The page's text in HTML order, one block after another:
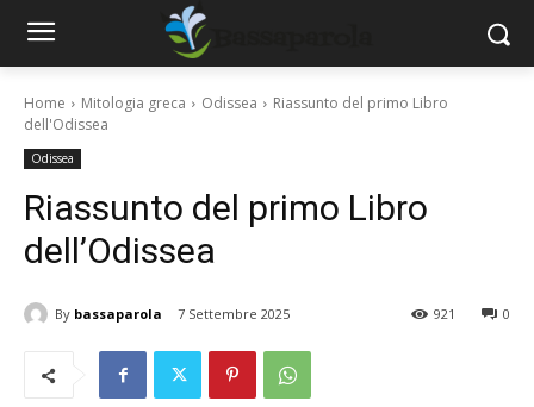
Home Mitologia greca Odissea
Riassunto del primo Libro
dell'Odissea
Odissea
Riassunto del primo Libro
dell’Odissea
By bassaparola 7 Settembre 2025 0
921